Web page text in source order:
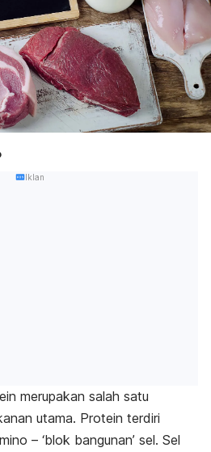
Iklan
merupakan salah satu
utama. Protein terdiri
– ‘blok bangunan’ sel. Sel